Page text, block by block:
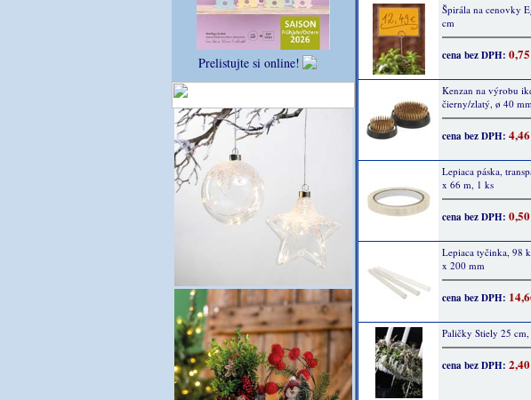
Prelistujte si online!
Špirála na cenovky
cm
cena bez DPH:
Kenzan na výrobu
čierny/zlatý, ø 40
cena bez DPH:
Lepiaca páska,
x 66 m, 1 ks
cena bez DPH:
Lepiaca tyčinka, 98
x 200 mm
cena bez DPH:
Paličky Stiely 25
cena bez DPH: